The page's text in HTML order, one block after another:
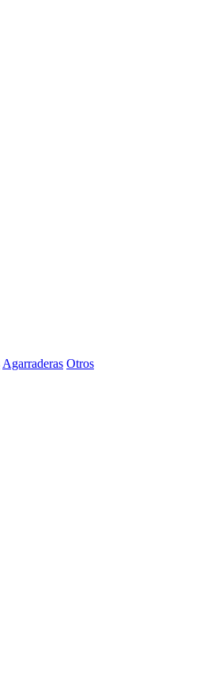
Agarraderas Otros